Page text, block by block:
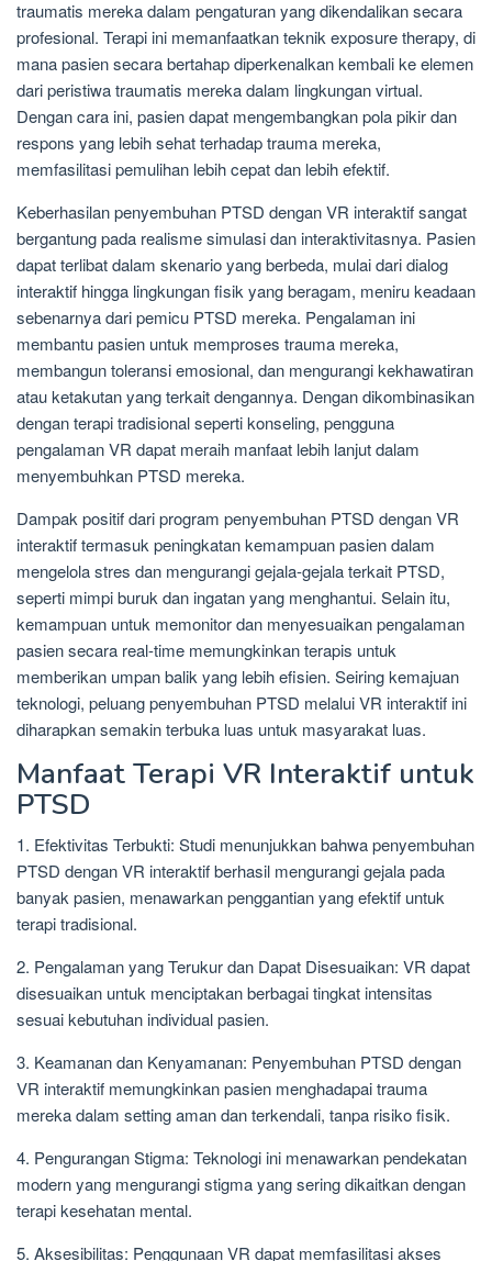
traumatis mereka dalam pengaturan yang dikendalikan secara
profesional. Terapi ini memanfaatkan teknik exposure therapy, di
mana pasien secara bertahap diperkenalkan kembali ke elemen
dari peristiwa traumatis mereka dalam lingkungan virtual.
Dengan cara ini, pasien dapat mengembangkan pola pikir dan
respons yang lebih sehat terhadap trauma mereka,
memfasilitasi pemulihan lebih cepat dan lebih efektif.
Keberhasilan penyembuhan PTSD dengan VR interaktif sangat
bergantung pada realisme simulasi dan interaktivitasnya. Pasien
dapat terlibat dalam skenario yang berbeda, mulai dari dialog
interaktif hingga lingkungan fisik yang beragam, meniru keadaan
sebenarnya dari pemicu PTSD mereka. Pengalaman ini
membantu pasien untuk memproses trauma mereka,
membangun toleransi emosional, dan mengurangi kekhawatiran
atau ketakutan yang terkait dengannya. Dengan dikombinasikan
dengan terapi tradisional seperti konseling, pengguna
pengalaman VR dapat meraih manfaat lebih lanjut dalam
menyembuhkan PTSD mereka.
Dampak positif dari program penyembuhan PTSD dengan VR
interaktif termasuk peningkatan kemampuan pasien dalam
mengelola stres dan mengurangi gejala-gejala terkait PTSD,
seperti mimpi buruk dan ingatan yang menghantui. Selain itu,
kemampuan untuk memonitor dan menyesuaikan pengalaman
pasien secara real-time memungkinkan terapis untuk
memberikan umpan balik yang lebih efisien. Seiring kemajuan
teknologi, peluang penyembuhan PTSD melalui VR interaktif ini
diharapkan semakin terbuka luas untuk masyarakat luas.
Manfaat Terapi VR Interaktif untuk
PTSD
1. Efektivitas Terbukti: Studi menunjukkan bahwa penyembuhan
PTSD dengan VR interaktif berhasil mengurangi gejala pada
banyak pasien, menawarkan penggantian yang efektif untuk
terapi tradisional.
2. Pengalaman yang Terukur dan Dapat Disesuaikan: VR dapat
disesuaikan untuk menciptakan berbagai tingkat intensitas
sesuai kebutuhan individual pasien.
3. Keamanan dan Kenyamanan: Penyembuhan PTSD dengan
VR interaktif memungkinkan pasien menghadapai trauma
mereka dalam setting aman dan terkendali, tanpa risiko fisik.
4. Pengurangan Stigma: Teknologi ini menawarkan pendekatan
modern yang mengurangi stigma yang sering dikaitkan dengan
terapi kesehatan mental.
5. Aksesibilitas: Penggunaan VR dapat memfasilitasi akses